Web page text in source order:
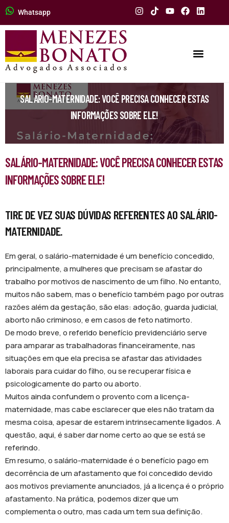
Whatsapp
SALÁRIO-MATERNIDADE: VOCÊ PRECISA CONHECER ESTAS
INFORMAÇÕES SOBRE ELE!
SALÁRIO-MATERNIDADE: VOCÊ PRECISA CONHECER ESTAS
INFORMAÇÕES SOBRE ELE!
TIRE DE VEZ SUAS DÚVIDAS REFERENTES AO SALÁRIO-
MATERNIDADE.
Em geral, o salário-maternidade é um benefício concedido,
principalmente, a mulheres que precisam se afastar do
trabalho por motivos de nascimento de um filho. No entanto,
muitos não sabem, mas o benefício também pago por outras
razões além da gestação, são elas: adoção, guarda judicial,
aborto não criminoso, e em casos de feto natimorto.
De modo breve, o referido benefício previdenciário serve
para amparar as trabalhadoras financeiramente, nas
situações em que ela precisa se afastar das atividades
laborais para cuidar do filho, ou se recuperar física e
psicologicamente do parto ou aborto.
Muitos ainda confundem o provento com a licença-
maternidade, mas cabe esclarecer que eles não tratam da
mesma coisa, apesar de estarem intrinsecamente ligados. A
questão, aqui, é saber dar nome certo ao que se está se
referindo.
Em resumo, o salário-maternidade é o benefício pago em
decorrência de um afastamento que foi concedido devido
aos motivos previamente anunciados, já a licença é o próprio
afastamento. Na prática, podemos dizer que um
complementa o outro, mas cada um tem sua definição.